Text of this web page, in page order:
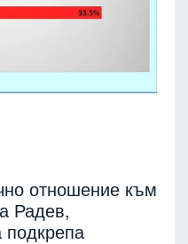
отношение към
Радев,
подкрепа